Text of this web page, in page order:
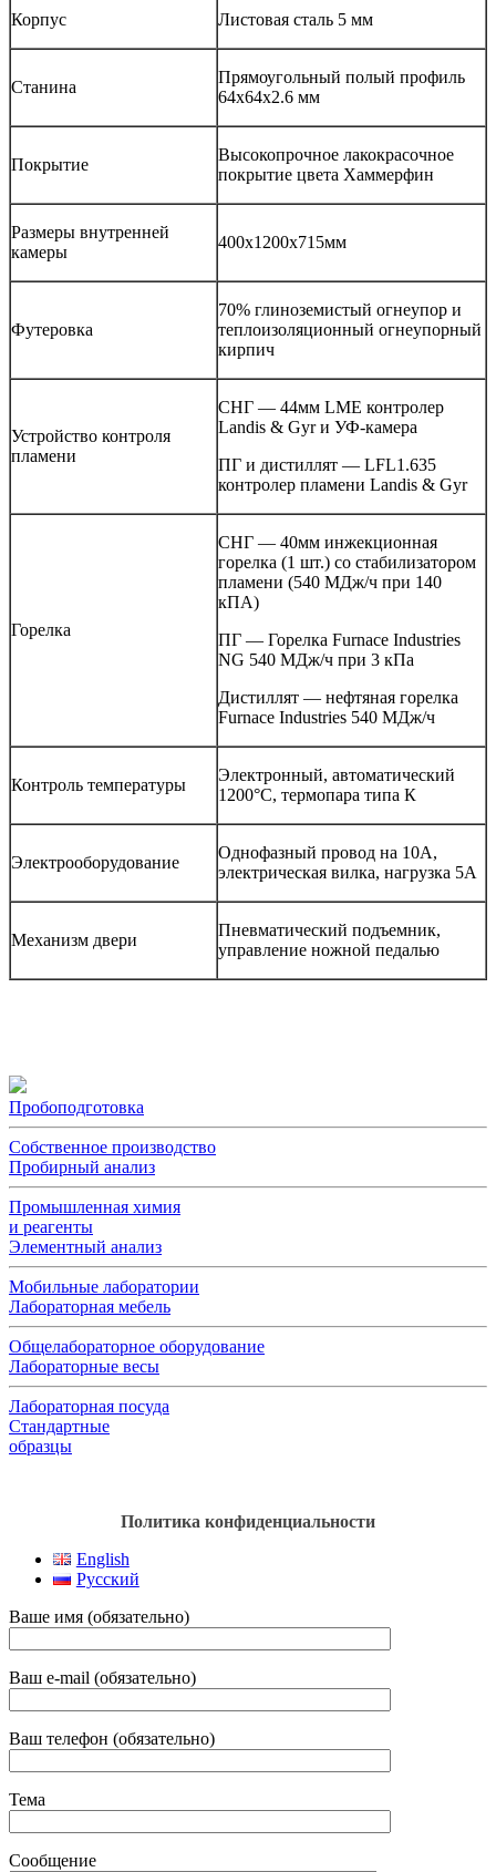
Корпус Листовая сталь 5 мм
Станина
Прямоугольный полый профиль
64x64x2.6 мм
Покрытие
Высокопрочное лакокрасочное
покрытие цвета Хаммерфин
Размеры внутренней
камеры
400x1200x715мм
Футеровка
70% глиноземистый огнеупор и
теплоизоляционный огнеупорный
кирпич
Устройство контроля
пламени
СНГ — 44мм LME контролер
Landis & Gyr и УФ-камера
ПГ и дистиллят — LFL1.635
контролер пламени Landis & Gyr
Горелка
СНГ — 40мм инжекционная
горелка (1 шт.) со стабилизатором
пламени (540 МДж/ч при 140
кПА)
ПГ — Горелка Furnace Industries
NG 540 МДж/ч при 3 кПа
Дистиллят — нефтяная горелка
Furnace Industries 540 МДж/ч
Контроль температуры
Электронный, автоматический
1200°С, термопара типа К
Электрооборудование
Однофазный провод на 10А,
электрическая вилка, нагрузка 5А
Механизм двери
Пневматический подъемник,
управление ножной педалью
Пробоподготовка
Собственное производство
Пробирный анализ
Промышленная химия
и реагенты
Элементный анализ
Мобильные лаборатории
Лабораторная мебель
Общелабораторное оборудование
Лабораторные весы
Лабораторная посуда
Стандартные
образцы
Политика конфиденциальности
English
Русский
Ваше имя (обязательно)
Ваш e-mail (обязательно)
Ваш телефон (обязательно)
Тема
Сообщение